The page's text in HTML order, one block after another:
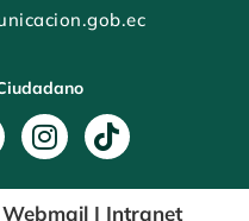
I
n
s
T
i
k
Webmail | Intranet